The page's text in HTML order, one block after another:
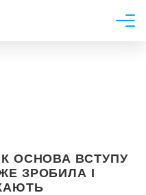
ОСНОВА ВСТУПУ
ЗРОБИЛА І